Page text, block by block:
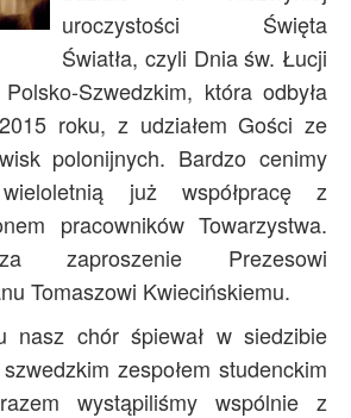
uroczystości Święta
Światła, czyli Dnia św. Łucji
Szwedzkim, która odbyła
roku, z udziałem Gości ze
polonijnych. Bardzo cenimy
już współpracę z
pracowników Towarzystwa.
zaproszenie Prezesowi
Tomaszowi Kwiecińskiemu.
nasz chór śpiewał w siedzibie
zespołem studenckim
wystąpiliśmy wspólnie z